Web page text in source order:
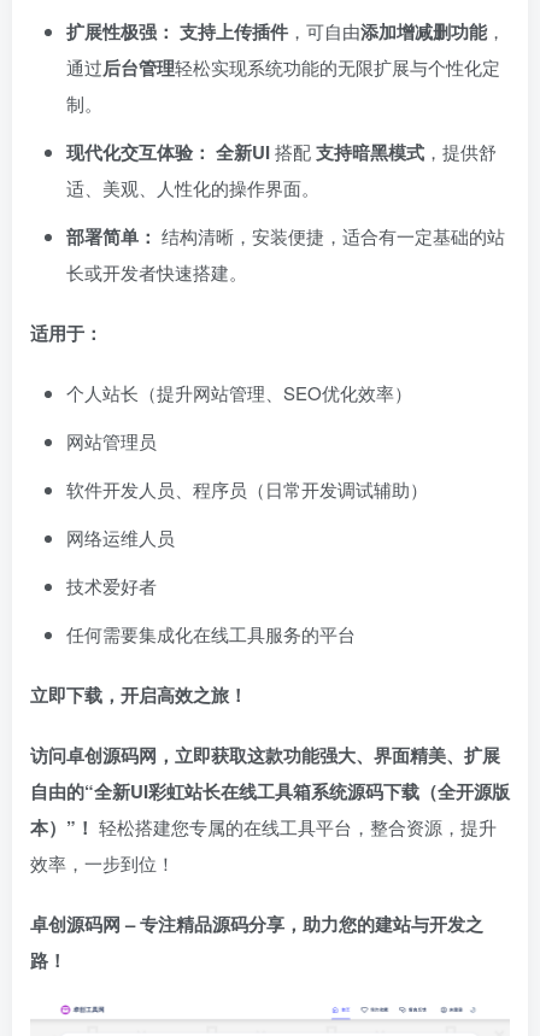
扩展性极强：​ 支持上传插件 ，可自由添加增减删功能，
通过后台管理轻松实现系统功能的无限扩展与个性化定
制。
现代化交互体验：​ 全新UI搭配 ​支持暗黑模式 ，提供舒
适、美观、人性化的操作界面。
部署简单：​ 结构清晰，安装便捷，适合有一定基础的站
长或开发者快速搭建。
适用于：​
个人站长（提升网站管理、SEO优化效率）
网站管理员
软件开发人员、程序员（日常开发调试辅助）
网络运维人员
技术爱好者
任何需要集成化在线工具服务的平台
立即下载，开启高效之旅！​
访问卓创源码网，立即获取这款功能强大、界面精美、扩展
自由的“全新UI彩虹站长在线工具箱系统源码下载（全开源版
本）”！​ 轻松搭建您专属的在线工具平台，整合资源，提升
效率，一步到位！
卓创源码网 – 专注精品源码分享，助力您的建站与开发之
路！